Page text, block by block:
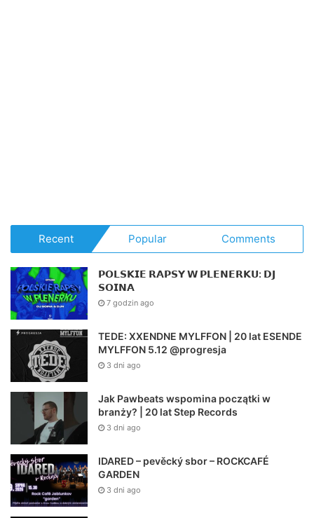
Recent Popular Comments
𝗣𝗢𝗟𝗦𝗞𝗜𝗘 𝗥𝗔𝗣𝗦𝗬 𝗪 𝗣𝗟𝗘𝗡𝗘𝗥𝗞𝗨: 𝗗𝗝
𝗦𝗢𝗜𝗡𝗔
7 godzin ago
TEDE: XXENDNE MYLFFON | 20 lat ESENDE
MYLFFON 5.12 @progresja
3 dni ago
Jak Pawbeats wspomina początki w
branży? | 20 lat Step Records
3 dni ago
IDARED – pevěcký sbor – ROCKCAFÉ
GARDEN
3 dni ago